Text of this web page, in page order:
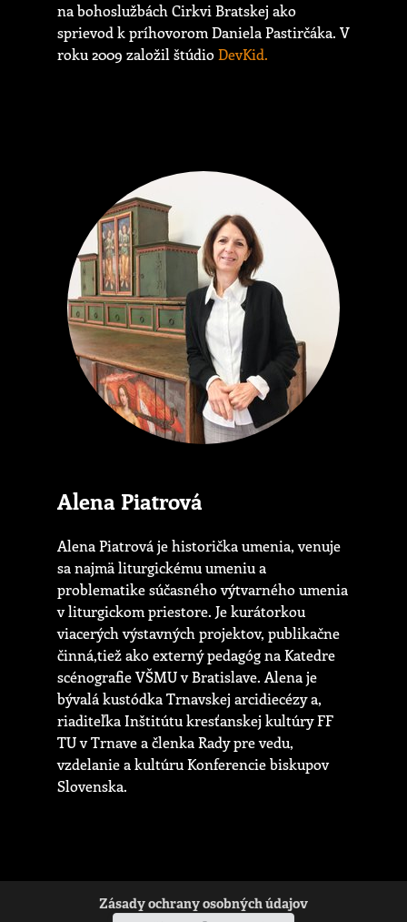
na bohoslužbách Cirkvi Bratskej ako
sprievod k príhovorom Daniela Pastirčáka. V
roku 2009 založil štúdioDevKid.
Alena Piatrová
Alena Piatrová je historička umenia, venuje
sa najmä liturgickému umeniu a
problematike súčasného výtvarného umenia
v liturgickom priestore. Je kurátorkou
viacerých výstavných projektov, publikačne
činná,tiež ako externý pedagóg na Katedre
scénografie VŠMU v Bratislave. Alena je
bývalá kustódka Trnavskej arcidiecézy a,
riaditeľka Inštitútu kresťanskej kultúry FF
TU v Trnave a členka Rady pre vedu,
vzdelanie a kultúru Konferencie biskupov
Slovenska.
Zásady ochrany osobných údajov